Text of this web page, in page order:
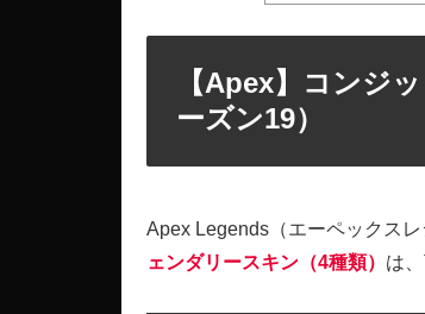
【Apex】コンジ
ーズン19）
Apex Legends（エーペックス
ェンダリースキン（4種類） は